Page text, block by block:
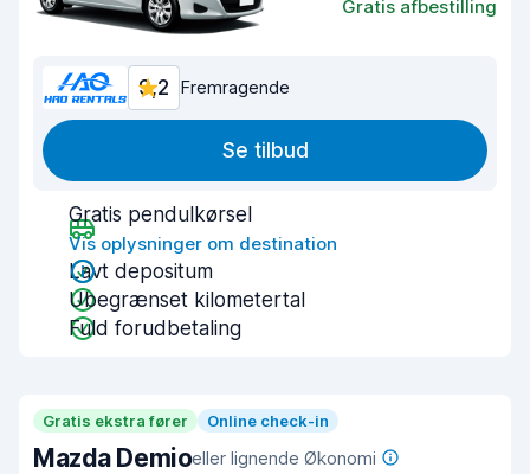
Gratis afbestilling
9,2 Fremragende
Se tilbud
Gratis pendulkørsel
Vis oplysninger om destination
Lavt depositum
Ubegrænset kilometertal
Fuld forudbetaling
Gratis ekstra fører Online check-in
Mazda Demioeller lignende Økonomi